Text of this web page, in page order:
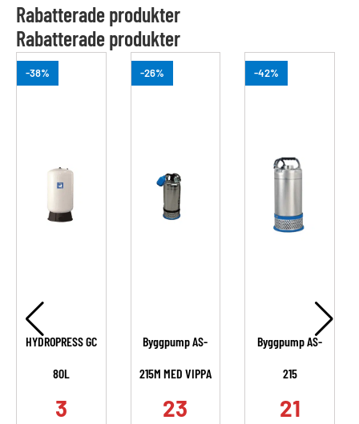
Rabatterade produkter
Rabatterade produkter
-38%
HYDROPRESS GC
80L
3
-26%
Byggpump AS-
215M MED VIPPA
23
-42%
Byggpump AS-
215
21